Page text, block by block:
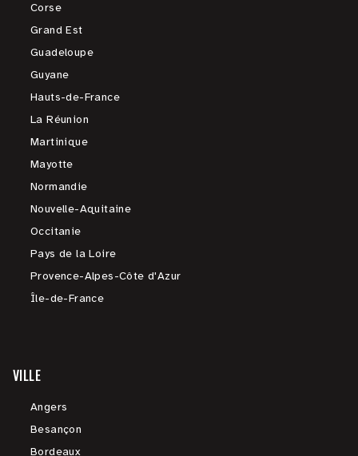
Corse
Grand Est
Guadeloupe
Guyane
Hauts-de-France
La Réunion
Martinique
Mayotte
Normandie
Nouvelle-Aquitaine
Occitanie
Pays de la Loire
Provence-Alpes-Côte d'Azur
Île-de-France
VILLE
Angers
Besançon
Bordeaux